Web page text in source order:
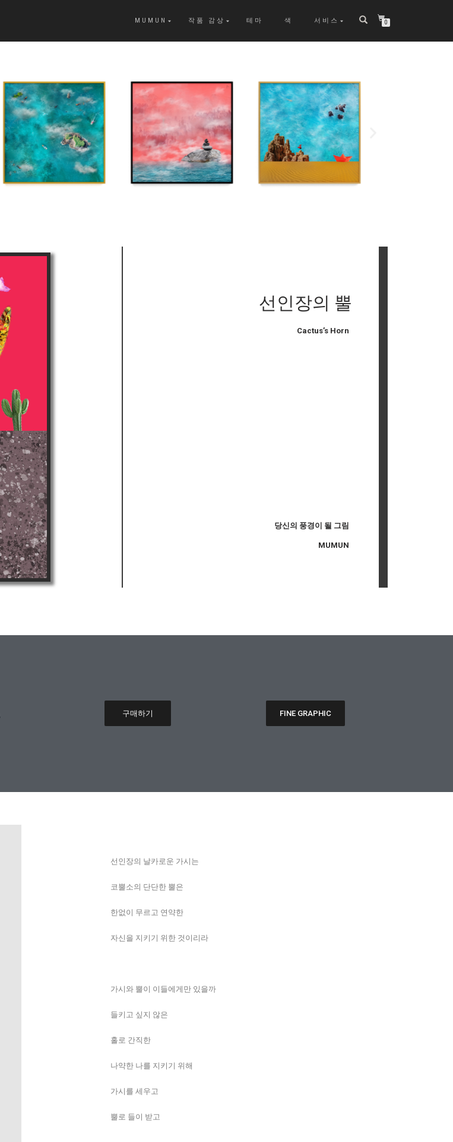
MUMUN 작품 감상 테마 색 서비스 0
선인장의 뿔
Cactus’s Horn
당신의 풍경이 될 그림
MUMUN
구매하기 FINE GRAPHIC
선인장의 날카로운 가시는
코뿔소의 단단한 뿔은
한없이 무르고 연약한
자신을 지키기 위한 것이리라
가시와 뿔이 이들에게만 있을까
들키고 싶지 않은
홀로 간직한
나약한 나를 지키기 위해
가시를 세우고
뿔로 들이 받고